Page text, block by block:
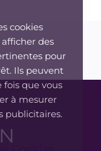
cookies
des
pour
Ils peuvent
que vous
à mesurer
publicitaires.